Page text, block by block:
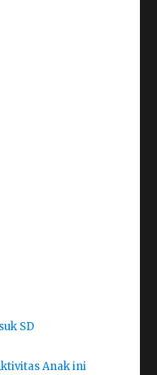
SD
Anak ini